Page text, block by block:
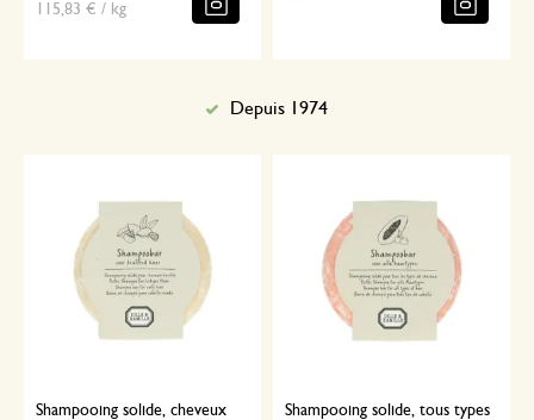
115,83 € / kg
Shampooing solide, cheveux
Shampooing solide, tous types
Depuis 1974